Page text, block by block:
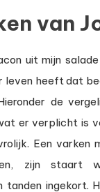
van
uit mijn
leven heeft dat
de
er verplicht is
Een varken
zijn staart
tanden ingekort.